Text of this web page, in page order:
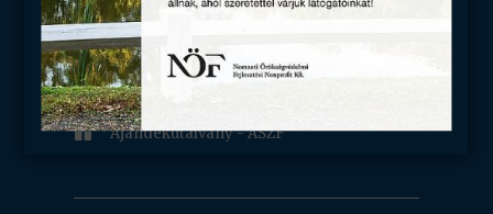
Kapcsolat
 Adatvédelem
 Általános szerződési feltételek
 Ajándékutalvány - ÁSZF